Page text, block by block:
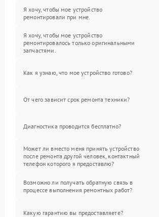
Я хочу, чтобы мое устройство
ремонтировали при мне.
Я хочу, чтобы мое устройство
ремонтировалось только оригинальными
запчастями.
Как я узнаю, что мое устройство готово?
От чего зависит срок ремонта техники?
Диагностика проводится бесплатно?
Может ли вместо меня принять устройство
после ремонта другой человек, контактный
телефон которого я предоставлю?
Возможно ли получать обратную связь в
процессе выполнения ремонтных работ?
Какую гарантию вы предоставляете?